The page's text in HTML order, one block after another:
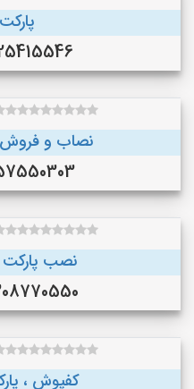
09125415546
نصاب و
09357550303
نصب پارکت
09308770550
کفپوش ،